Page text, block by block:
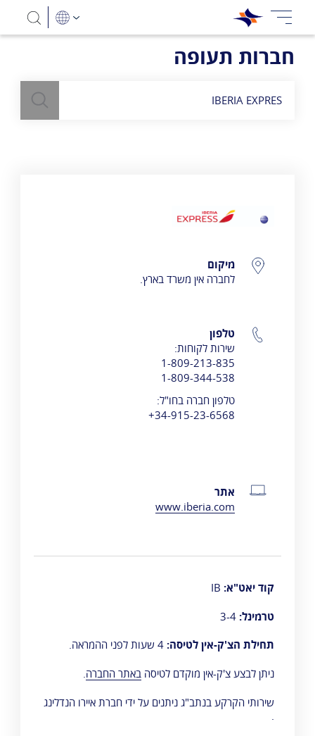
חברות תעופה
IBERIA EXPRES
פרטי התקשרות
מיקום
לחברה אין משרד בארץ.
טלפון
שירות לקוחות:
1-809-213-835
1-809-344-538
טלפון חברה בחו"ל:
34-915-23-6568+
אתר
www.iberia.com
קוד יאט"א:
טרמינל: 3-4
תחילת הצ'ק-אין לטיסה: 4 שעות לפני ההמראה.
ניתן לבצע צ'ק-אין מוקדם לטיסהבאתר החברה.
שירותי הקרקע בנתב"ג ניתנים על ידי חברת איירו הנדלינג
.